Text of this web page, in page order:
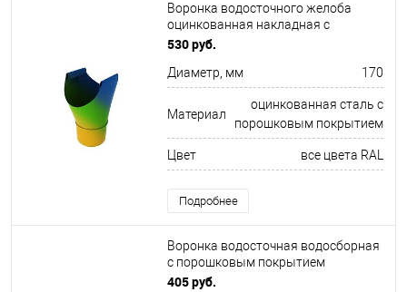
Воронка водосточного желоба
оцинкованная накладная с
порошковым покрытием ф170мм
530 руб.
Диаметр, мм 170
Материал
оцинкованная сталь с
порошковым покрытием
Цвет все цвета RAL
Подробнее
Воронка водосточная водосборная
c порошковым покрытием
ф90х350мм все цвета RAL
405 руб.